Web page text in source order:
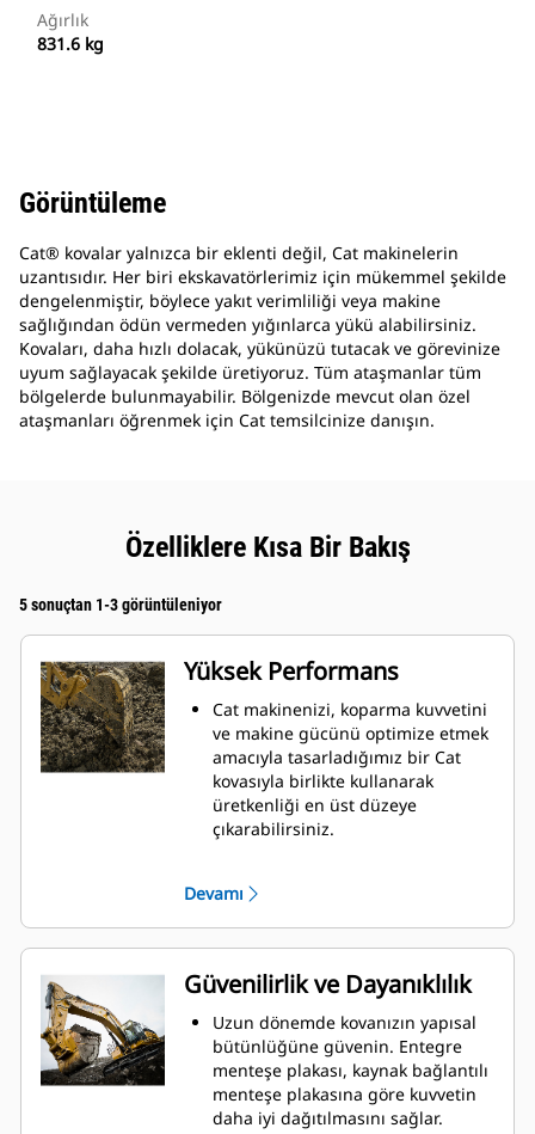
Ağırlık
831.6 kg
Görüntüleme
Cat® kovalar yalnızca bir eklenti değil, Cat makinelerin
uzantısıdır. Her biri ekskavatörlerimiz için mükemmel şekilde
dengelenmiştir, böylece yakıt verimliliği veya makine
sağlığından ödün vermeden yığınlarca yükü alabilirsiniz.
Kovaları, daha hızlı dolacak, yükünüzü tutacak ve görevinize
uyum sağlayacak şekilde üretiyoruz. Tüm ataşmanlar tüm
bölgelerde bulunmayabilir. Bölgenizde mevcut olan özel
ataşmanları öğrenmek için Cat temsilcinize danışın.
Özelliklere Kısa Bir Bakış
5 sonuçtan 1-3 görüntüleniyor
Yüksek Performans
Cat makinenizi, koparma kuvvetini
ve makine gücünü optimize etmek
amacıyla tasarladığımız bir Cat
kovasıyla birlikte kullanarak
üretkenliği en üst düzeye
çıkarabilirsiniz.
İlave taban mesafesi, kovanın alt
tarafının kazı yapmamasını
sağlayarak bakım maliyetlerini
azaltır.
Kazma işlemi sırasında yakıt
tüketimi en yüksek düzeydedir. Cat
kovaları, makinenizin toplam
çalışma üretkenliğini iyileştirmek
amacıyla malzemeleri hızlı biçimde
kesmek üzere tasarlanmıştır.
Devamı
Güvenilirlik ve Dayanıklılık
Uzun dönemde kovanızın yapısal
bütünlüğüne güvenin. Entegre
menteşe plakası, kaynak bağlantılı
menteşe plakasına göre kuvvetin
daha iyi dağıtılmasını sağlar.